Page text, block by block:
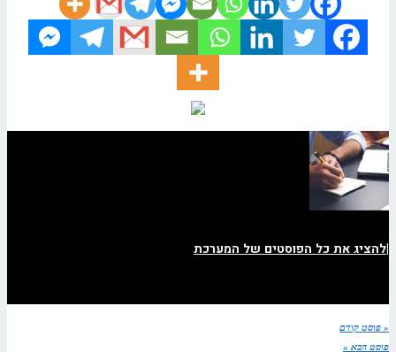
|להציג את כל הפוסטים של המערכת
« פוסט קודם
פוסט הבא »